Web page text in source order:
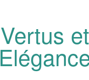
Vertus et